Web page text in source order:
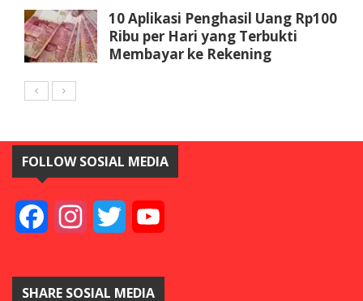
10 Aplikasi Penghasil Uang Rp100
Ribu per Hari yang Terbukti
Membayar ke Rekening
FOLLOW SOSIAL MEDIA
FacebookInstagramTwitter
SHARE SOSIAL MEDIA